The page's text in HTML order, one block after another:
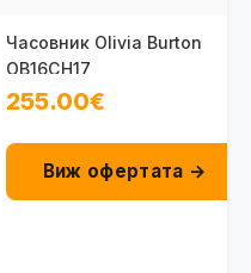
Часовник Olivia Burton
OB16CH17
255.00€
Виж офертата →